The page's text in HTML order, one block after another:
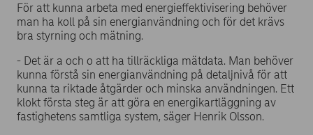
För att kunna arbeta med energieffektivisering behöver
man ha koll på sin energianvändning och för det krävs
bra styrning och mätning.
- Det är a och o att ha tillräckliga mätdata. Man behöver
kunna förstå sin energianvändning på detaljnivå för att
kunna ta riktade åtgärder och minska användningen. Ett
klokt första steg är att göra en energikartläggning av
fastighetens samtliga system, säger Henrik Olsson.